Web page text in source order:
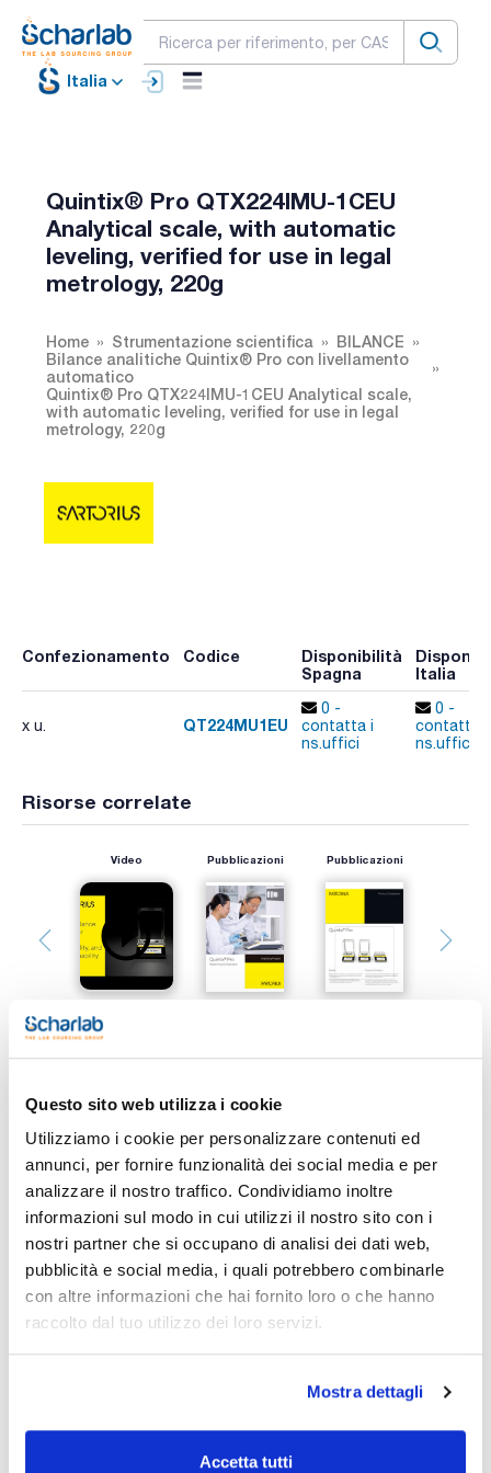
Questo sito web utilizza i cookie
Utilizziamo i cookie per personalizzare contenuti ed
annunci, per fornire funzionalità dei social media e per
analizzare il nostro traffico. Condividiamo inoltre
informazioni sul modo in cui utilizzi il nostro sito con i
nostri partner che si occupano di analisi dei dati web,
pubblicità e social media, i quali potrebbero combinarle
con altre informazioni che hai fornito loro o che hanno
raccolto dal tuo utilizzo dei loro servizi.
Mostra dettagli
Accetta tutti
Italia
Quintix® Pro QTX224IMU-1CEU
Analytical scale, with automatic
leveling, verified for use in legal
metrology, 220g
Home Strumentazione scientifica
BILANCE
Bilance analitiche Quintix® Pro con livellamento
automatico
Quintix® Pro QTX224IMU-1CEU Analytical scale,
with automatic leveling, verified for use in legal
metrology, 220g
Confezionamento Codice
Disponibilità
Spagna
Italia
x u. QT224MU1EU
0 -
contatta i
ns.uffici
0 -
contatta i
ns.uffici
Risorse correlate
Video Pubblicazioni Pubblicazioni
Stampa pagina prodotto
Caratteristiche
Modello : QTX224IMU-1CEU
Leggibilità (mg) : 0,1
Capacità di pesatura (g) : 220
Tempo di stabilizzazione (s) : ≤1,5
Diametro piatto (mm) : 90
Altezza camera (mm) : 240
Dimensioni LxHxP (mm) : 377x346x220
Conf. (unità) : 1
Le bilance analitiche da laboratorio Quintix® Pro sono
Caratteristiche tecniche:
screen da 7 pollici, ad alta risoluzione, con un'interfaccia
Vedi di più
Documentazione tecnica
TDS / Scheda tecnica
COA
Registrati per i download
Registrati per i download